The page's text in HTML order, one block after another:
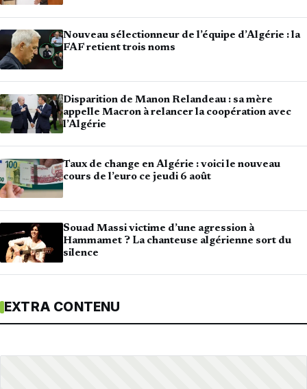
Nouveau sélectionneur de l’équipe d’Algérie : la
FAF retient trois noms
Disparition de Manon Relandeau : sa mère
appelle Macron à relancer la coopération avec
l’Algérie
Taux de change en Algérie : voici le nouveau
cours de l’euro ce jeudi 6 août
Souad Massi victime d’une agression à
Hammamet ? La chanteuse algérienne sort du
silence
EXTRA CONTENU